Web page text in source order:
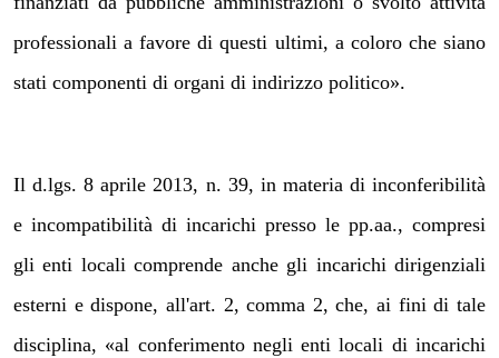
professionali a favore di questi ultimi, a coloro che siano
stati componenti di organi di indirizzo politico».
Il d.lgs. 8 aprile 2013, n. 39, in materia di inconferibilità
e incompatibilità di incarichi presso le pp.aa., compresi
gli enti locali comprende anche gli incarichi dirigenziali
esterni e dispone, all'art. 2, comma 2, che, ai fini di tale
disciplina, «al conferimento negli enti locali di incarichi